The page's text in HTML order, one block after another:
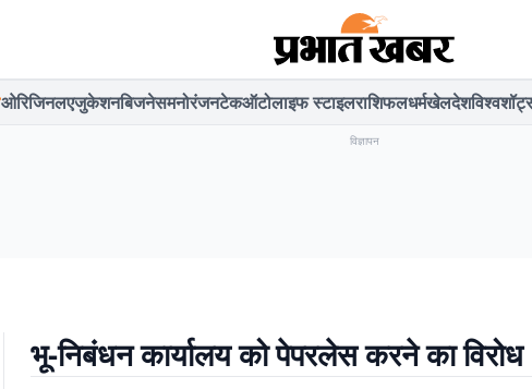
ओरिजिनलएजुकेशनबिजनेसमनोरंजनटेकऑटोलाइफ स्टाइलराशिफलधर्मखेलदेशविश्व
विज्ञापन
भू-निबंधन कार्यालय को पेपरलेस करने का विरोध